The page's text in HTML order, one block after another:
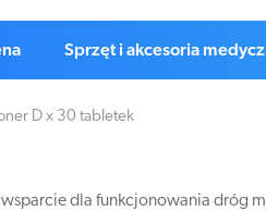
Sprzęt i akcesoria
D x 30 tabletek
dla funkcjonowania dróg